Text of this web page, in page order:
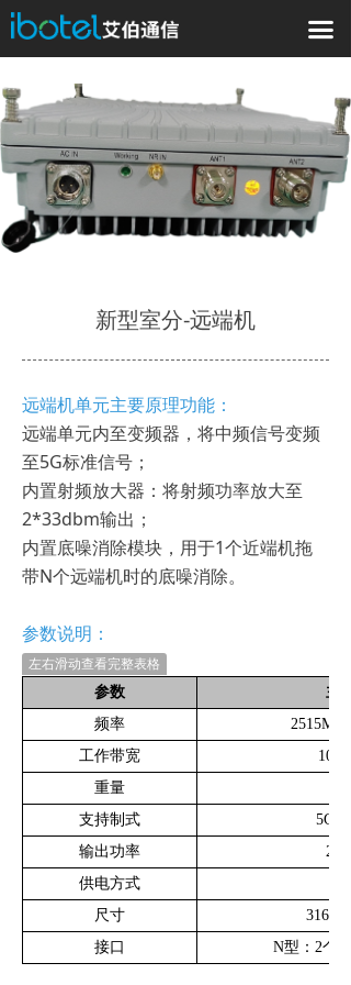
끀
新型室分-远端机
远端机单元主要原理功能：
远端单元内至变频器，将中频信号变频
至5G标准信号；
内置射频放大器：将射频功率放大至
2*33dbm输出；
内置底噪消除模块，用于1个近端机拖
带N个远端机时的底噪消除。
参数说明：
左右滑动查看完整表格
参数
主
频率
工作带宽
重量
支持制式
5G（
输出功率
供电方式
尺寸
接口
N型：2个